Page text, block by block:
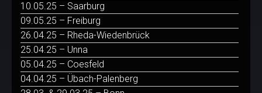
10.05.25 – Saarburg
09.05.25 – Freiburg
26.04.25 – Rheda-Wiedenbrück
25.04.25 – Unna
05.04.25 – Coesfeld
04.04.25 – Übach-Palenberg